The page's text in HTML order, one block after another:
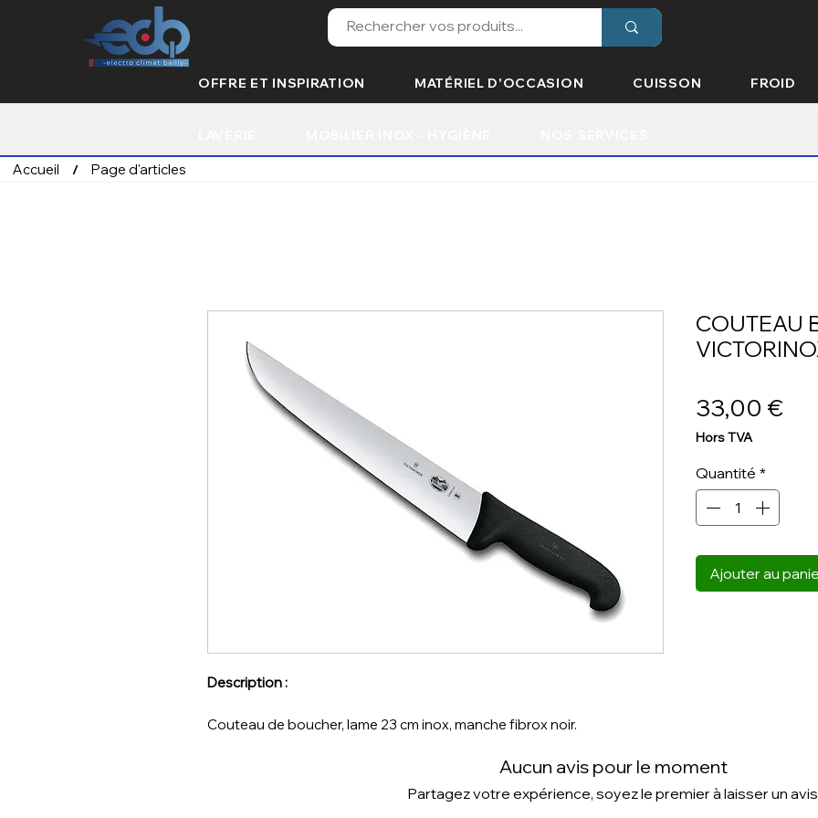
OFFRE ET INSPIRATION MATÉRIEL D'OCCASION CUISSON FROID
Accueil / Page d'articles
Description :
Couteau de boucher, lame 23 cm inox, manche fibrox noir.
COUTEAU
33,00 €
Hors TVA
Quantité *
Ajouter au
Aucun avis pour le moment
Partagez votre expérience, soyez le premier à laisser un